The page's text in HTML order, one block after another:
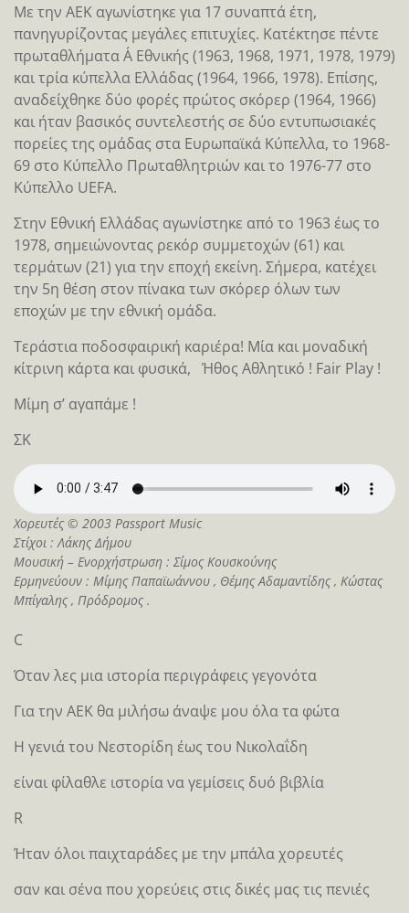
Με την ΑΕΚ αγωνίστηκε για 17 συναπτά έτη,
πανηγυρίζοντας μεγάλες επιτυχίες. Κατέκτησε πέντε
πρωταθλήματα Α΄ Εθνικής (1963, 1968, 1971, 1978, 1979)
και τρία κύπελλα Ελλάδας (1964, 1966, 1978). Επίσης,
αναδείχθηκε δύο φορές πρώτος σκόρερ (1964, 1966)
και ήταν βασικός συντελεστής σε δύο εντυπωσιακές
πορείες της ομάδας στα Ευρωπαϊκά Κύπελλα, το 1968-
69 στο Κύπελλο Πρωταθλητριών και το 1976-77 στο
Kύπελλο UEFA.
Στην Εθνική Ελλάδας αγωνίστηκε από το 1963 έως το
1978, σημειώνοντας ρεκόρ συμμετοχών (61) και
τερμάτων (21) για την εποχή εκείνη. Σήμερα, κατέχει
την 5η θέση στον πίνακα των σκόρερ όλων των
εποχών με την εθνική ομάδα.
Τεράστια ποδοσφαιρική καριέρα! Μία και μοναδική
κίτρινη κάρτα και φυσικά, Ήθος Αθλητικό ! Fair Play !
Μίμη σ’ αγαπάμε !
ΣΚ
Χορευτές © 2003 Passport Music
Στίχοι : Λάκης Δήμου
Μουσική – Ενορχήστρωση : Σίμος Κουσκούνης
Ερμηνεύουν : Μίμης Παπαϊωάννου , Θέμης Αδαμαντίδης , Κώστας
Μπίγαλης , Πρόδρομος .
C
Όταν λες μια ιστορία περιγράφεις γεγονότα
Για την ΑΕΚ θα μιλήσω άναψε μου όλα τα φώτα
Η γενιά του Νεστορίδη έως του Νικολαΐδη
είναι φίλαθλε ιστορία να γεμίσεις δυό βιβλία
R
Ήταν όλοι παιχταράδες με την μπάλα χορευτές
σαν και σένα που χορεύεις στις δικές μας τις πενιές